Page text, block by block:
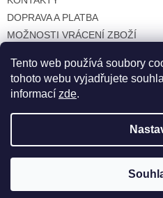
Tento web používá soubory
tohoto webu vyjadřujete
informací zde.
DOPRAVA A PLATBA
MOŽNOSTI VRÁCENÍ ZBOŽÍ
OCHRANA OSOBNÍCH ÚDAJŮ
beautyhair.cz